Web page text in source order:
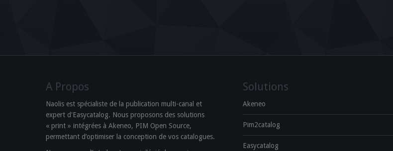
A Propos
Naolis est spécialiste de la publication multi-canal et
expert d'Easycatalog. Nous proposons des solutions
« print » intégrées à Akeneo, PIM Open Source,
permettant d’optimiser la conception de vos catalogues.
Solutions
Akeneo
Pim2catalog
Easycatalog